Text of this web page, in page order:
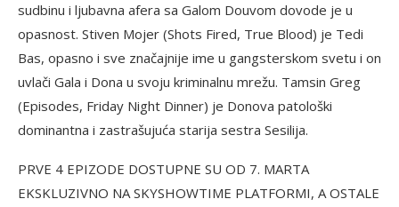
sudbinu i ljubavna afera sa Galom Douvom dovode je u
opasnost. Stiven Mojer (Shots Fired, True Blood) je Tedi
Bas, opasno i sve značajnije ime u gangsterskom svetu i on
uvlači Gala i Dona u svoju kriminalnu mrežu. Tamsin Greg
(Episodes, Friday Night Dinner) je Donova patološki
dominantna i zastrašujuća starija sestra Sesilija.
PRVE 4 EPIZODE DOSTUPNE SU OD 7. MARTA
EKSKLUZIVNO NA SKYSHOWTIME PLATFORMI, A OSTALE